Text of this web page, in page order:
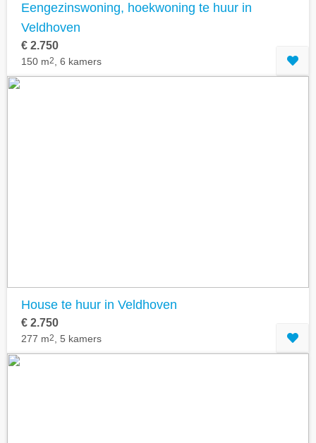
Eengezinswoning, hoekwoning te huur in
Veldhoven
€ 2.750
150 m2 , 6 kamers
House te huur in Veldhoven
€ 2.750
277 m2 , 5 kamers